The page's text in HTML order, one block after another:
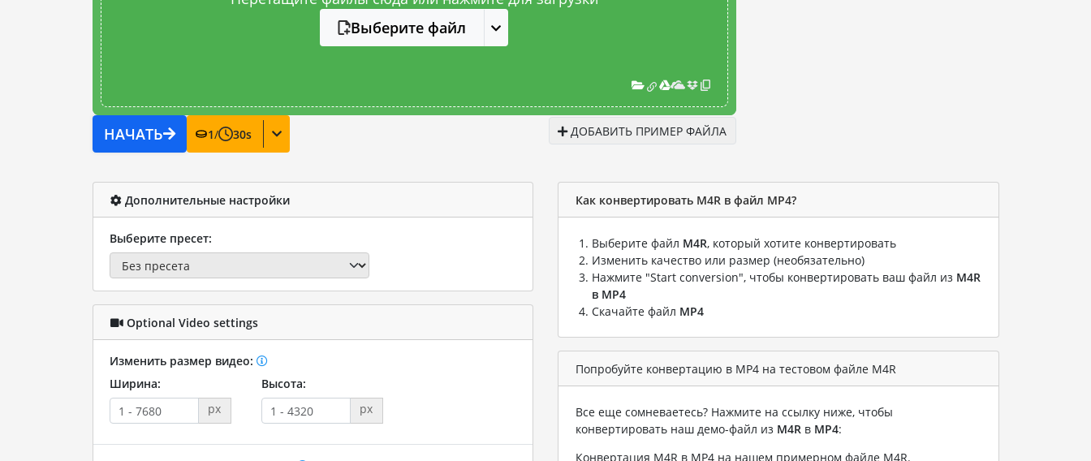
Выберите файл
НАЧАТЬ 1/ 30s ДОБАВИТЬ ПРИМЕР ФАЙЛА
Дополнительные настройки
Выберите пресет:
Optional Video settings
Изменить размер видео:
Ширина:
px
Высота:
px
Как конвертировать M4R в файл MP4?
Выберите файл M4R, который хотите конвертировать
Изменить качество или размер (необязательно)
Нажмите "Start conversion", чтобы конвертировать ваш файл из M4R
в MP4
Скачайте файл MP4
Попробуйте конвертацию в MP4 на тестовом файле M4R
Все еще сомневаетесь? Нажмите на ссылку ниже, чтобы
конвертировать наш демо-файл из M4R в MP4:
Конвертация M4R в MP4 на нашем примерном файле M4R.